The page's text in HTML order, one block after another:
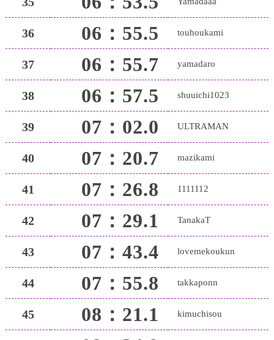
36 06：55.5 touhoukami
37 06：55.7 yamadaro
38 06：57.5 shuuichi1023
39 07：02.0 ULTRAMAN
40 07：20.7 mazikami
41 07：26.8 1111112
42 07：29.1 TanakaT
43 07：43.4 lovemekoukun
44 07：55.8 takkaponn
45 08：21.1 kimuchisou